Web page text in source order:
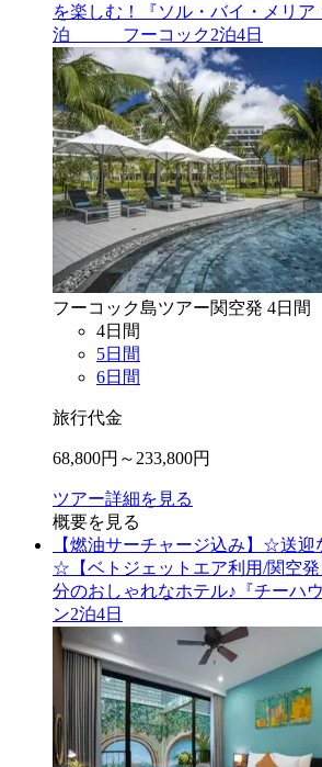
を楽しむ！『ソル・バイ・メリア
泊 フーコック2泊4日
フーコック島ツアー関空発 4日間
4日間
5日間
6日間
旅行代金
68,800円～ 233,800円
ツアー詳細を見る
概要を見る
【燃油サーチャージ込み】☆送迎
☆【ベトジェットエア利用/関空
分のおしゃれなホテル♪『チーハ
ン2泊4日